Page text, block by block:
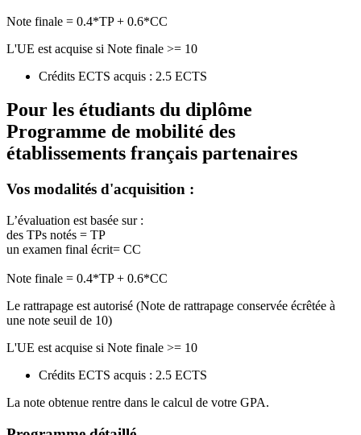
Note finale = 0.4*TP + 0.6*CC
L'UE est acquise si Note finale >= 10
Crédits ECTS acquis : 2.5 ECTS
Pour les étudiants du diplôme
Programme de mobilité des
établissements français partenaires
Vos modalités d'acquisition :
L’évaluation est basée sur :
des TPs notés = TP
un examen final écrit= CC
Note finale = 0.4*TP + 0.6*CC
Le rattrapage est autorisé (Note de rattrapage conservée écrêtée à
une note seuil de 10)
L'UE est acquise si Note finale >= 10
Crédits ECTS acquis : 2.5 ECTS
La note obtenue rentre dans le calcul de votre GPA.